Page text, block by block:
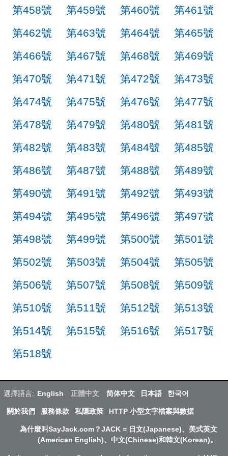
第458號 第459號 第460號
第461號
第462號
第463號 第464號
第465號
第466號
第467號 第468號
第469號
第470號
第471號 第472號
第473號
第474號
第475號 第476號
第477號
第478號
第479號 第480號
第481號
第482號
第483號 第484號
第485號
第486號
第487號 第488號
第489號
第490號
第491號 第492號
第493號
第494號
第495號 第496號
第497號
第498號
第499號 第500號
第501號
第502號
第503號 第504號
第505號
第506號
第507號 第508號
第509號
第510號
第511號 第512號
第513號
第514號
第515號 第516號
第517號
第518號
選擇語言: English 正體中文 简体中文 日本語 한국어
關於我們 服務條款 私隱政策 HTTP 小型文字檔案與數据
為什麼叫SayJack.com？JACK = 日文(Japanese)、美式英文
(American English)、中文(Chinese)和韓文(Korean)。